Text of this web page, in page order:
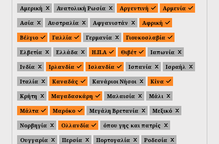
Αμερική
Ανατολική Ρωσία Αργεντινή
Αρμενία
Ασία
Αυστραλία Αφγανιστάν
Αφρική
Βέλγιο
Γαλλία Γερμανία
Γιουκοσλαβία
Ελβετία
Ελλάδα Η.Π.Α Θιβέτ
Ιαπωνία
Ινδία
Ιρλανδία Ισλανδία Ισπανία
Ισραήλ
Ιταλία
Καναδάς Κανάριοι Νήσοι
Κίνα
Κρήτη
Μαγαδασκάρη Μαλαισία
Μάλι
Μάλτα
Μαρόκο Μεγάλη Βρετανία
Μεξικό
Νορβηγία
Ολλανδία
όπου γης και πατρίς
Ουγγαρία
Περσία Πορτογαλία
Ροδεσία